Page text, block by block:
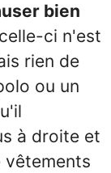
bien
ci n'est
rien de
ou un
à droite et
vêtements